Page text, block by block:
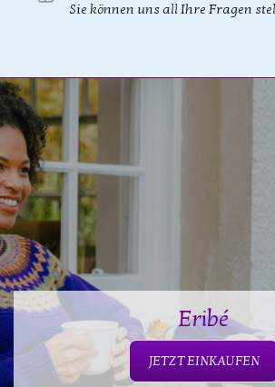
Sie können uns all Ihre Fragen
Eribé
JETZT EINKAUFEN